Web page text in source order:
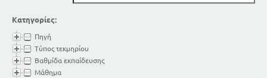
Κατηγορίες:
Πηγή
Τύπος τεκμηρίου
Βαθμίδα εκπαίδευσης
Μάθημα